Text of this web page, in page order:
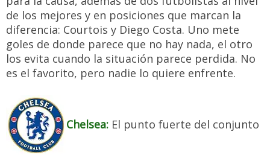
de los mejores y en posiciones que marcan la
diferencia: Courtois y Diego Costa. Uno mete
goles de donde parece que no hay nada, el otro
los evita cuando la situación parece perdida. No
es el favorito, pero nadie lo quiere enfrente.
Chelsea: El punto fuerte del conjunto